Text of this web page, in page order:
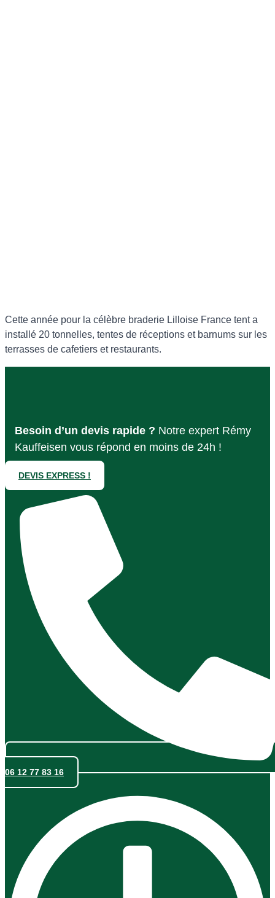
Cette année pour la célèbre braderie Lilloise France tent a
installé 20 tonnelles, tentes de réceptions et barnums sur les
terrasses de cafetiers et restaurants.
Besoin d’un devis rapide ? Notre expert Rémy
Kauffeisen vous répond en moins de 24h !
DEVIS EXPRESS !
06 12 77 83 16